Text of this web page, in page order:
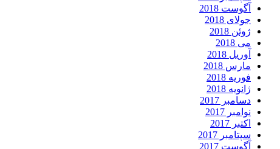
آگوست 2018
جولای 2018
ژوئن 2018
می 2018
آوریل 2018
مارس 2018
فوریه 2018
ژانویه 2018
دسامبر 2017
نوامبر 2017
اکتبر 2017
سپتامبر 2017
آگوست 2017